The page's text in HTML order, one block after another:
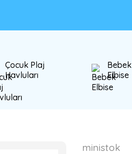
Çocuk Plaj
Havluları
Bebek
Elbise
ministok